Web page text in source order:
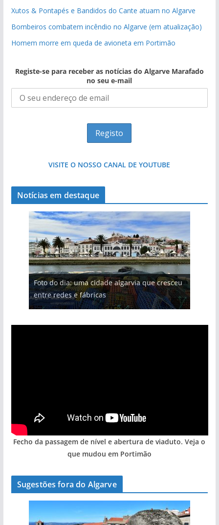
Xutos & Pontapés e Bandidos do Cante atuam no Algarve
Bombeiros combatem incêndio no Algarve (em atualização)
Homem morre em queda de avioneta em Portimão
Registe-se para receber as notícias do Algarve Marafado
no seu e-mail
VISITE O NOSSO CANAL DE YOUTUBE
Notícias em destaque
Foto do dia: uma cidade algarvia que cresceu
entre redes e fábricas
Fecho da passagem de nível e abertura de viaduto. Veja o
que mudou em Portimão
Sugestões fora do Algarve